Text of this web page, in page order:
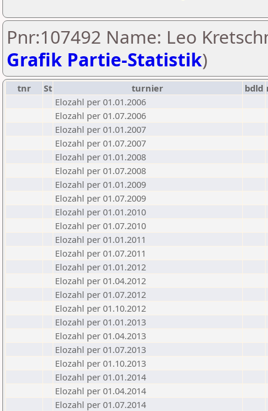
Pnr:107492 Name: Leo
Grafik Partie-Statistik)
tnr St turnier bdld
Elozahl per 01.01.2006
Elozahl per 01.07.2006
Elozahl per 01.01.2007
Elozahl per 01.07.2007
Elozahl per 01.01.2008
Elozahl per 01.07.2008
Elozahl per 01.01.2009
Elozahl per 01.07.2009
Elozahl per 01.01.2010
Elozahl per 01.07.2010
Elozahl per 01.01.2011
Elozahl per 01.07.2011
Elozahl per 01.01.2012
Elozahl per 01.04.2012
Elozahl per 01.07.2012
Elozahl per 01.10.2012
Elozahl per 01.01.2013
Elozahl per 01.04.2013
Elozahl per 01.07.2013
Elozahl per 01.10.2013
Elozahl per 01.01.2014
Elozahl per 01.04.2014
Elozahl per 01.07.2014